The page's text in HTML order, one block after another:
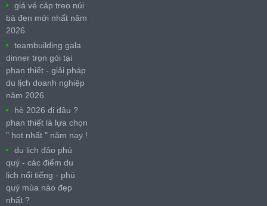
giá vé cáp treo núi
bà đen mới nhất năm
2026
teambuilding gala
dinner trọn gói tại
phan thiết - giải pháp
du lịch doanh nghiệp
năm 2026
hè 2026 đi đâu ?
phan thiết là lựa chọn
" hot nhất " năm nay !
du lịch đảo phú
quý - các điểm du
lịch nổi tiếng - phú
quý mùa nào đẹp
nhất ?